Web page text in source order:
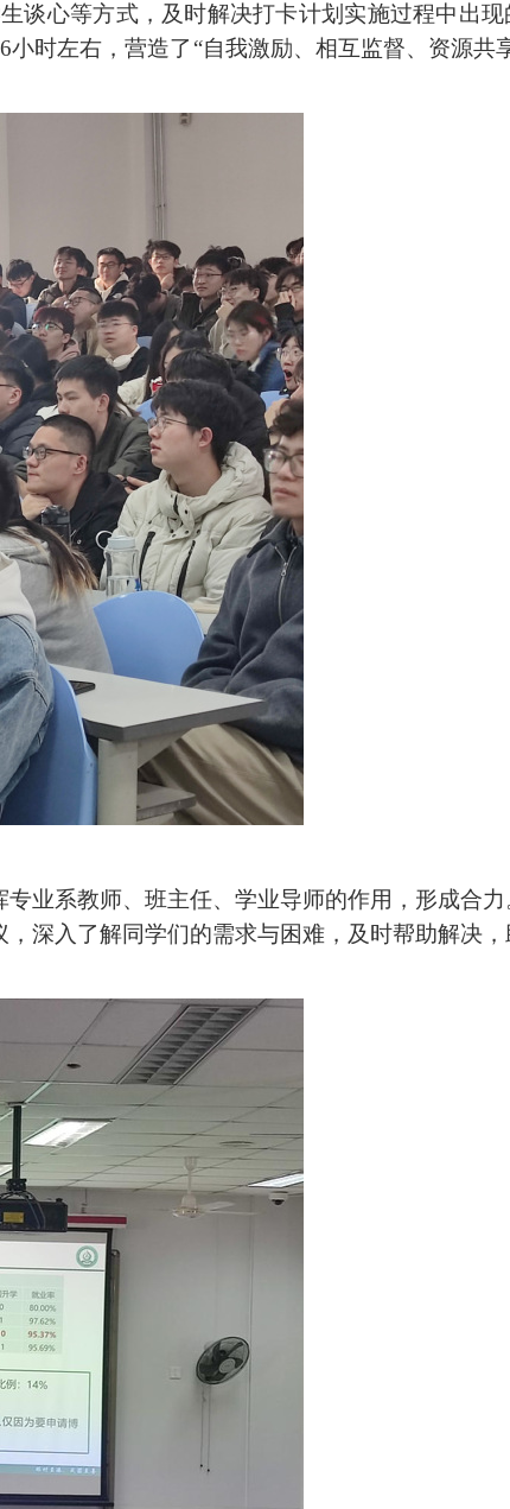
谈心等方式，及时解决打卡计划实施过程中出
6小时左右，营造了 “自我激励、相互监督、资源共
业系教师、班主任、学业导师的作用，形成合力
深入了解同学们的需求与困难，及时帮助解决